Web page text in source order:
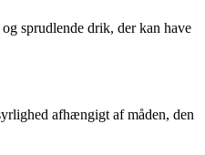
sprudlende drik, der kan have
afhængigt af måden, den